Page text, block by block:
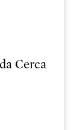
Cerca